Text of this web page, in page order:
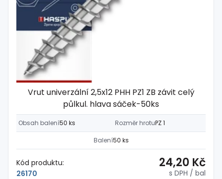
Vrut univerzální 2,5x12 PHH PZ1 ZB závit celý
půlkul. hlava sáček-50ks
Obsah balení50 ks Rozměr hrotuPZ 1
Balení50 ks
Kód produktu:
26170
24,20 Kč
s DPH / bal